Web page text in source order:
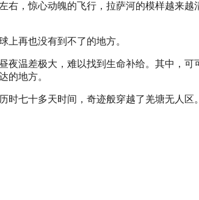
，惊心动魄的飞行，拉萨河的模样越来越
上再也没有到不了的地方。
夜温差极大，难以找到生命补给。其中，可
的地方。
时七十多天时间，奇迹般穿越了羌塘无人区